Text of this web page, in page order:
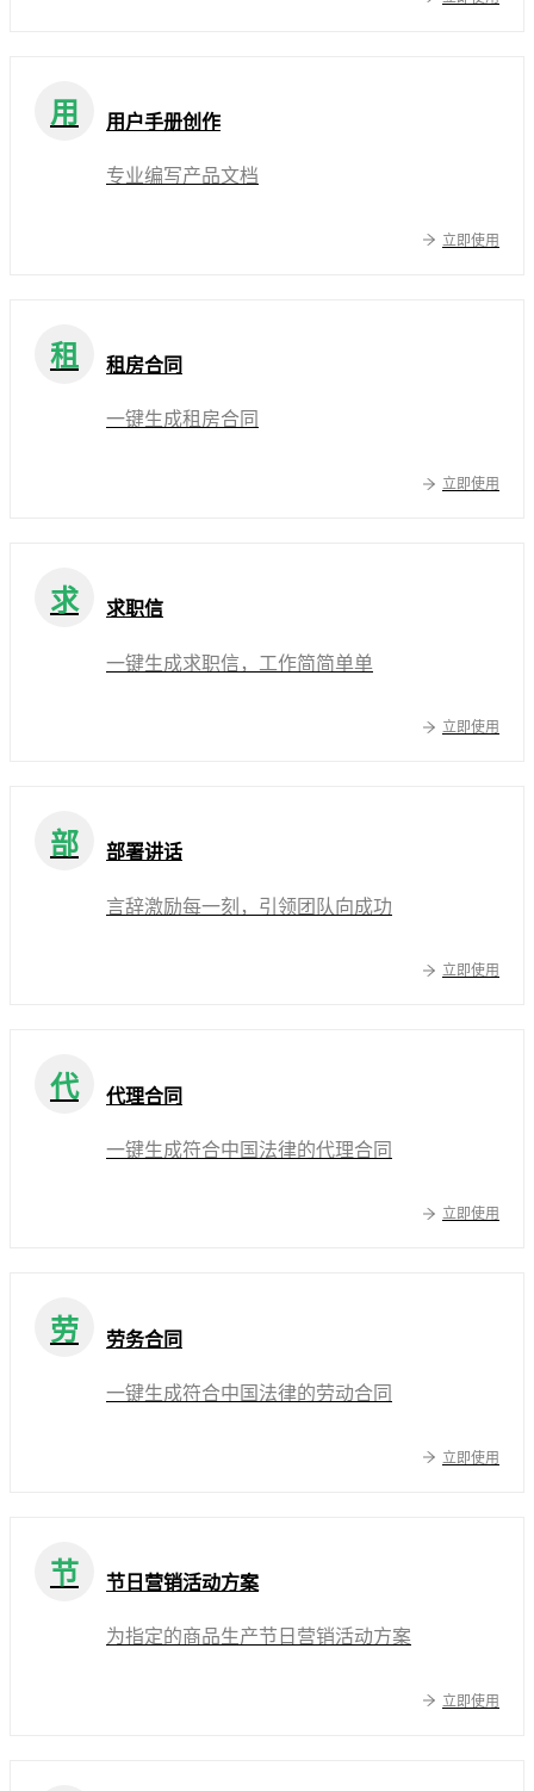
用 用户手册创作
专业编写产品文档
立即使用
租 租房合同
一键生成租房合同
立即使用
求 求职信
一键生成求职信，工作简简单单
立即使用
部 部署讲话
言辞激励每一刻，引领团队向成功
立即使用
代 代理合同
一键生成符合中国法律的代理合同
立即使用
劳 劳务合同
一键生成符合中国法律的劳动合同
立即使用
节 节日营销活动方案
为指定的商品生产节日营销活动方案
立即使用